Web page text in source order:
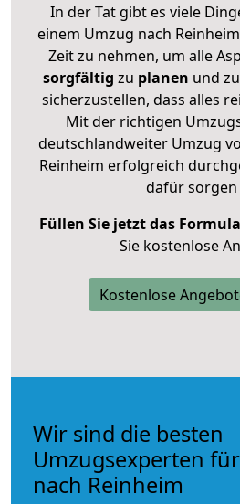
In der Tat gibt es viele
einem Umzug nach
Zeit zu nehmen, um alle
sorgfältig zu planen und zu
sicherzustellen, dass alles
Mit der richtigen
deutschlandweiter Umzug
Reinheim erfolgreich
dafür sorgen
Füllen Sie jetzt das
Sie kostenlose
Kostenlose
Wir sind die besten
Umzugsexperten
nach Reinheim